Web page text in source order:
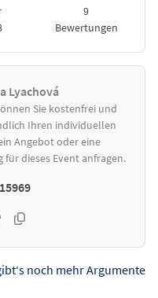
9
Bewertungen
Lyachová
Sie kostenfrei und
Ihren individuellen
Angebot oder eine
für dieses Event anfragen.
noch mehr Argumente